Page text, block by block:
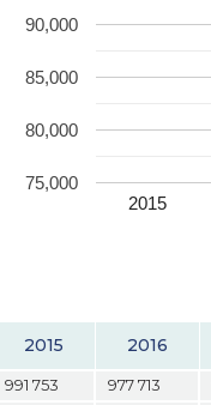
2015
75,000
80,000
85,000
90,000
2015 2016
991 753 977 713